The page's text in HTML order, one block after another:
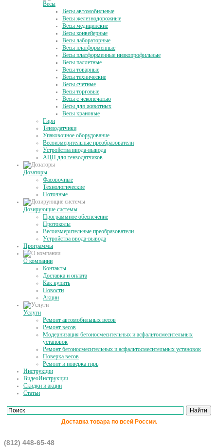
Весы
Весы автомобильные
Весы железнодорожные
Весы медицинские
Весы конвейерные
Весы лабораторные
Весы платформенные
Весы платформенные низкопрофильные
Весы паллетные
Весы товарные
Весы технические
Весы счетные
Весы торговые
Весы с чекопечатью
Весы для животных
Весы крановые
Гири
Тензодатчики
Упаковочное оборудование
Весоизмерительные преобразователи
Устройства ввода-вывода
АЦП для тензодатчиков
Дозаторы
Фасовочные
Технологические
Поточные
Дозирующие системы
Программное обеспечение
Протоколы
Весоизмерительные преобразователи
Устройства ввода-вывода
Программы
О компании
Контакты
Доставка и оплата
Как купить
Новости
Акции
Услуги
Ремонт автомобильных весов
Ремонт весов
Модернизация бетоносмесительных и асфальтосмесительных
установок
Ремонт бетоносмесительных и асфальтосмесительных установок
Поверка весов
Ремонт и поверка гирь
Инструкции
ВидеоИнструкции
Скидки и акции
Статьи
Доставка товара по всей России.
(812) 448-65-48